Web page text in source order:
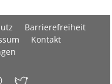
Barrierefreiheit
Kontakt